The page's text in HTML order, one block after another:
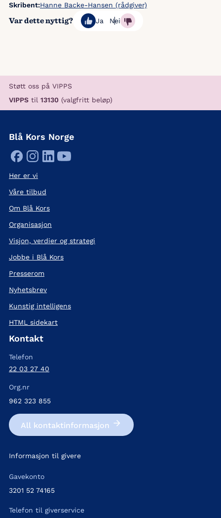
Var dette nyttig? Ja Nei
Skribent:Hanne Backe-Hansen (rådgiver)
Støtt oss på VIPPS
VIPPS til 13130 (valgfritt beløp)
Blå Kors Norge
Her er vi
Våre tilbud
Om Blå Kors
Organisasjon
Visjon, verdier og strategi
Jobbe i Blå Kors
Presserom
Nyhetsbrev
Kunstig intelligens
HTML sidekart
Kontakt
Telefon
22 03 27 40
Org.nr
962 323 855
All kontakt­informasjon
Informasjon til givere
Gavekonto
3201 52 74165
Telefon til giverservice